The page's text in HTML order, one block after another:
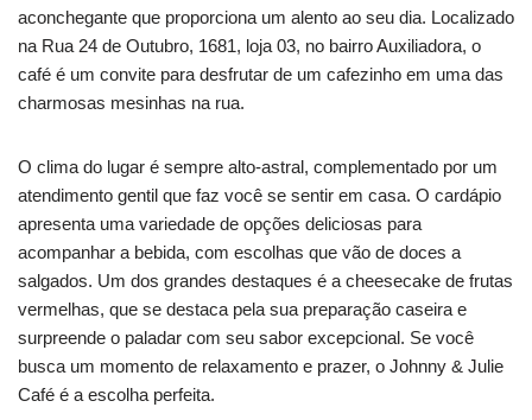
aconchegante que proporciona um alento ao seu dia. Localizado
na Rua 24 de Outubro, 1681, loja 03, no bairro Auxiliadora, o
café é um convite para desfrutar de um cafezinho em uma das
charmosas mesinhas na rua.
O clima do lugar é sempre alto-astral, complementado por um
atendimento gentil que faz você se sentir em casa. O cardápio
apresenta uma variedade de opções deliciosas para
acompanhar a bebida, com escolhas que vão de doces a
salgados. Um dos grandes destaques é a cheesecake de frutas
vermelhas, que se destaca pela sua preparação caseira e
surpreende o paladar com seu sabor excepcional. Se você
busca um momento de relaxamento e prazer, o Johnny & Julie
Café é a escolha perfeita.